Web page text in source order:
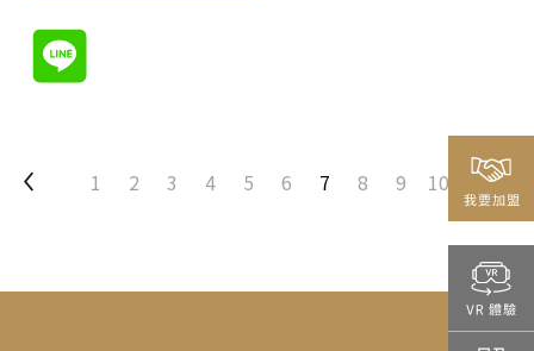
1 2 3 4 5 6 7 8 9 10